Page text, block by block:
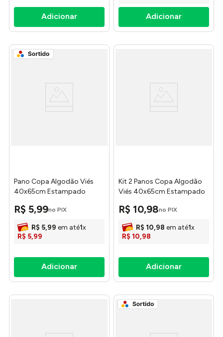
Pano Copa Algodão Viés
40x65cm Estampado
R$ 5,99no PIX
R$ 5,99 em até1x
R$ 5,99
Kit 2 Panos Copa Algodão
Viés 40x65cm Estampado
Silva
R$ 10,98no PIX
R$ 10,98 em até1x
R$ 10,98